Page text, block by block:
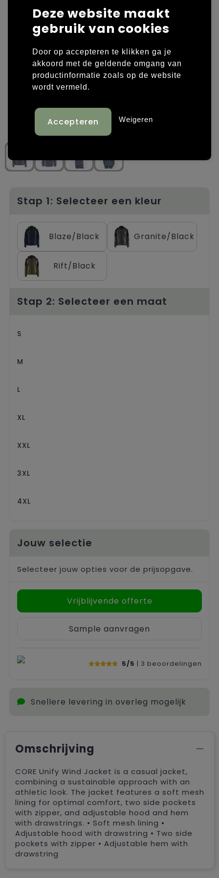
Laptop hoezen en tassen
Papieren tassen
Promotietassen
Reistassen
Rugzakken
Tassen voor sport
Trolleys
Overige kleding
Sweaters bedrukken
T-shirts bedrukken
Vesten bedrukken
Schoenen bedrukken
Stap 1: Selecteer een kleur
Blaze/Black Granite/Black
Rift/Black
Stap 2: Selecteer een maat
S
M
L
XL
XXL
3XL
4XL
Jouw selectie
Selecteer jouw opties voor de prijsopgave.
Vrijblijvende offerte
Sample aanvragen
5/5 | 3 beoordelingen
Snellere levering in overleg mogelijk
Omschrijving
CORE Unify Wind Jacket is a casual jacket,
combining a sustainable approach with an
athletic look. The jacket features a soft mesh
lining for optimal comfort, two side pockets
with zipper, and adjustable hood and hem
with drawstrings. • Soft mesh lining •
Adjustable hood with drawstring • Two side
pockets with zipper • Adjustable hem with
drawstring
Deze website maakt
gebruik van cookies
Door op accepteren te klikken ga je
akkoord met de geldende omgang van
productinformatie zoals op de website
wordt vermeld.
Weigeren